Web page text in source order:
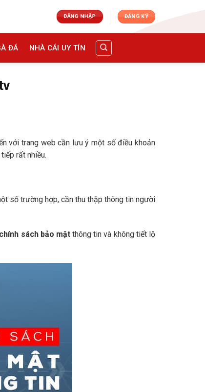
ĐĂNG NHẬP ĐĂNG KÝ
ĐÁ NHÀ CÁI UY TÍN
với trang web cần lưu ý một số điều khoản
rất nhiều.
số trường hợp, cần thu thập thông tin người
chính sách bảo mậtthông tin và không tiết lộ